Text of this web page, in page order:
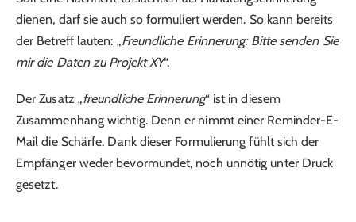
dienen, darf sie auch so formuliert werden. So kann bereits
der Betreff lauten: „Freundliche Erinnerung: Bitte senden Sie
mir die Daten zu Projekt XY“.
Der Zusatz „freundliche Erinnerung“ ist in diesem
Zusammenhang wichtig. Denn er nimmt einer Reminder-E-
Mail die Schärfe. Dank dieser Formulierung fühlt sich der
Empfänger weder bevormundet, noch unnötig unter Druck
gesetzt.